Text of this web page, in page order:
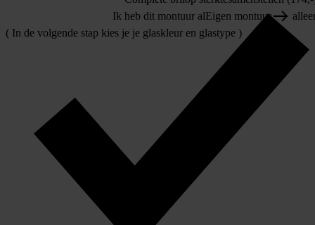
Ik heb dit montuur alEigen montuur
( In de volgende stap kies je je glaskleur en glastype )